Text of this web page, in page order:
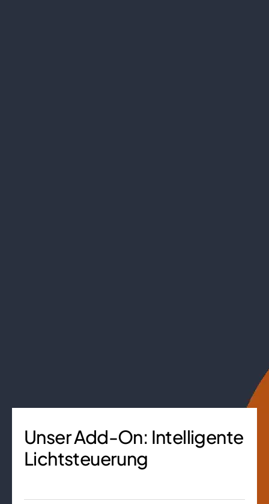
Unser Add-On: Intelligente
Lichtsteuerung